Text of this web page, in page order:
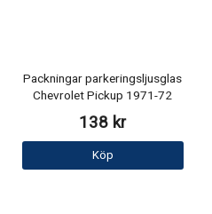
Packningar parkeringsljusglas
Chevrolet Pickup 1971-72
138 kr
Köp